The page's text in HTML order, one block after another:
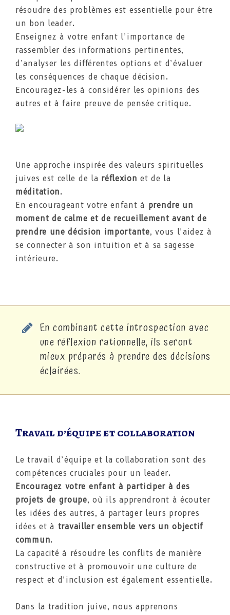
résoudre des problèmes est essentielle pour être
un bon leader.
Enseignez à votre enfant l’importance de
rassembler des informations pertinentes,
d’analyser les différentes options et d’évaluer
les conséquences de chaque décision.
Encouragez-les à considérer les opinions des
autres et à faire preuve de pensée critique.
Une approche inspirée des valeurs spirituelles
juives est celle de la réflexion et de la
méditation.
En encourageant votre enfant à prendre un
moment de calme et de recueillement avant de
prendre une décision importante, vous l’aidez à
se connecter à son intuition et à sa sagesse
intérieure.
En combinant cette introspection avec
une réflexion rationnelle, ils seront
mieux préparés à prendre des décisions
éclairées.
Travail d’équipe et collaboration
Le travail d’équipe et la collaboration sont des
compétences cruciales pour un leader.
Encouragez votre enfant à participer à des
projets de groupe, où ils apprendront à écouter
les idées des autres, à partager leurs propres
idées et à travailler ensemble vers un objectif
commun.
La capacité à résoudre les conflits de manière
constructive et à promouvoir une culture de
respect et d’inclusion est également essentielle.
Dans la tradition juive, nous apprenons